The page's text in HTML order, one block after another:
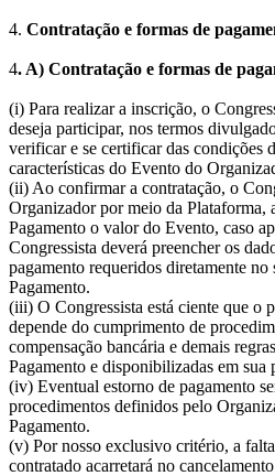
4. Contratação e formas de
4. A) Contratação e formas de
(i) Para realizar a inscrição, o
deseja participar, nos termos
verificar e se certificar das condições
características do Evento do
(ii) Ao confirmar a contratação, o
Organizador por meio da Plataforma,
Pagamento o valor do Evento, caso
Congressista deverá preencher os
pagamento requeridos diretamente no
Pagamento.
(iii) O Congressista está ciente que o
depende do cumprimento de
compensação bancária e demais
Pagamento e disponibilizadas em sua
(iv) Eventual estorno de pagamento
procedimentos definidos pelo
Pagamento.
(v) Por nosso exclusivo critério, a
contratado acarretará no